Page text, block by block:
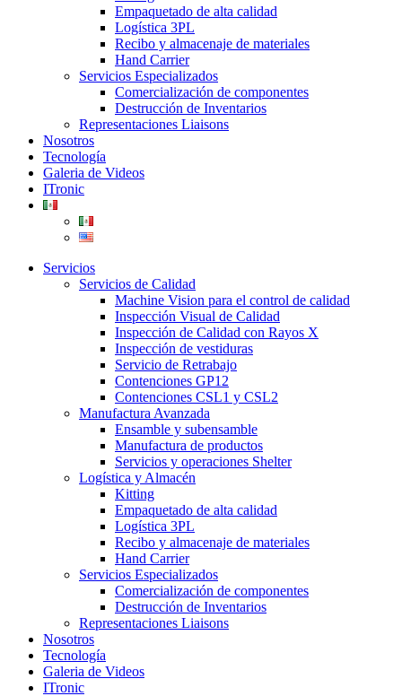
Empaquetado de alta calidad
Logística 3PL
Recibo y almacenaje de materiales
Hand Carrier
Servicios Especializados
Comercialización de componentes
Destrucción de Inventarios
Representaciones Liaisons
Nosotros
Tecnología
Galeria de Videos
ITronic
Servicios
Servicios de Calidad
Machine Vision para el control de calidad
Inspección Visual de Calidad
Inspección de Calidad con Rayos X
Inspección de vestiduras
Servicio de Retrabajo
Contenciones GP12
Contenciones CSL1 y CSL2
Manufactura Avanzada
Ensamble y subensamble
Manufactura de productos
Servicios y operaciones Shelter
Logística y Almacén
Kitting
Empaquetado de alta calidad
Logística 3PL
Recibo y almacenaje de materiales
Hand Carrier
Servicios Especializados
Comercialización de componentes
Destrucción de Inventarios
Representaciones Liaisons
Nosotros
Tecnología
Galeria de Videos
ITronic